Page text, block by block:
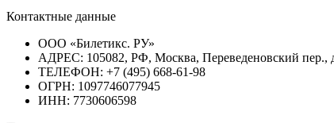
Контактные данные
ООО «Билетикс. РУ»
АДРЕС: 105082, РФ, Москва, Переведеновский пер.,
ТЕЛЕФОН: +7 (495) 668-61-98
ОГРН: 1097746077945
ИНН: 7730606598